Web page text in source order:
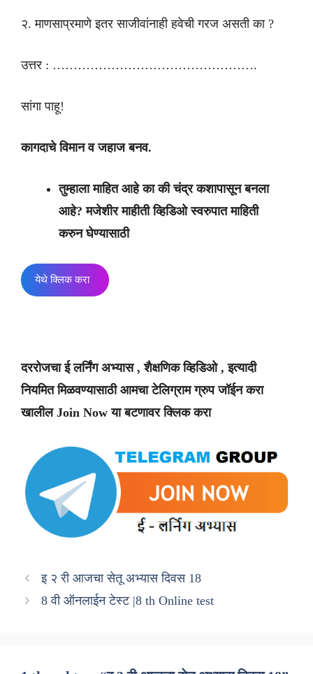
२. माणसाप्रमाणे इतर साजीवांनाही हवेची गरज असती का ?
उत्तर : ………………………………………….
सांगा पाहू!
कागदाचे विमान व जहाज बनव.
तुम्हाला माहित आहे का की चंद्र कशापासून बनला
आहे? मजेशीर माहीती व्हिडिओ स्वरुपात माहिती
करुन घेण्यासाठी
येथे क्लिक करा
दररोजचा ई लर्निंग अभ्यास , शैक्षणिक व्हिडिओ , इत्यादी
नियमित मिळवण्यासाठी आमचा टेलिग्राम ग्रुप जॉईन करा
खालील Join Now या बटणावर क्लिक करा
इ २ री आजचा सेतू अभ्यास दिवस 18
8 वी ऑनलाईन टेस्ट |8 th Online test